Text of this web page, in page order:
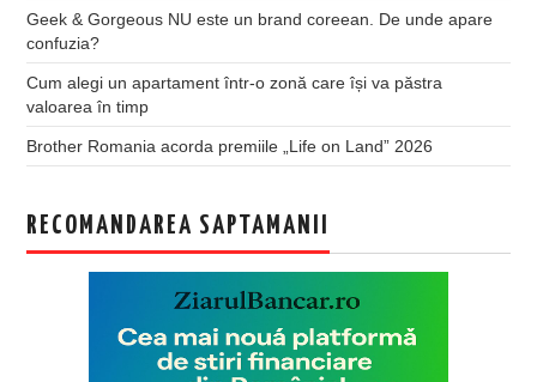
Geek & Gorgeous NU este un brand coreean. De unde apare
confuzia?
Cum alegi un apartament într-o zonă care își va păstra
valoarea în timp
Brother Romania acorda premiile „Life on Land” 2026
RECOMANDAREA SAPTAMANII